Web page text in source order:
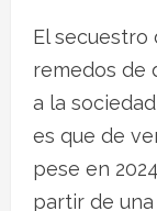
El
remedos de
a la
es que de
pese en
partir de